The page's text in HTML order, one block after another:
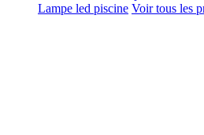
Lampe led piscine Voir tous les